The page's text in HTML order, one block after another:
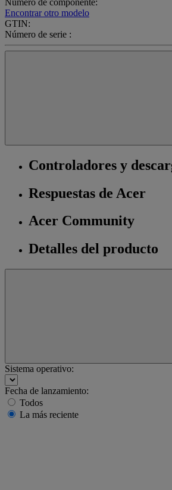
Encontrar otro modelo
GTIN:
Número de serie :
Controladores y
Respuestas de Acer
Acer Community
Detalles del producto
Sistema operativo:
Fecha de lanzamiento:
Todos
La más reciente